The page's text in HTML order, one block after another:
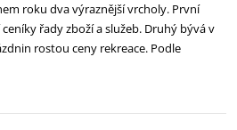
roku dva výraznější vrcholy. První
řady zboží a služeb. Druhý bývá v
rostou ceny rekreace. Podle